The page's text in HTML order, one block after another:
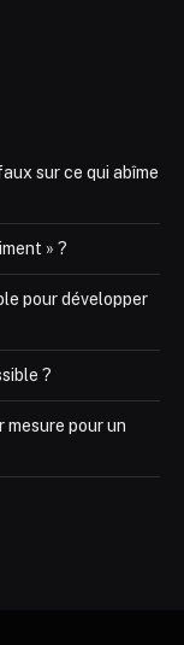
sur ce qui abîme
» ?
pour développer
?
mesure pour un